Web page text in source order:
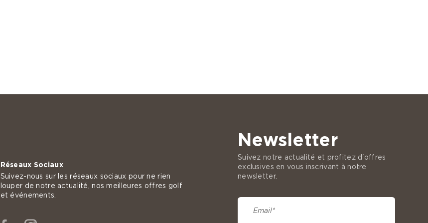
Réseaux Sociaux
Suivez-nous sur les réseaux sociaux pour ne rien
louper de notre actualité, nos meilleures offres golf
et événements.
Newsletter
Suivez notre actualité et profitez d'offres
exclusives en vous inscrivant à notre
newsletter.